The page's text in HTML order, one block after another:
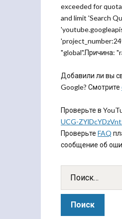
exceeded for
and limit 'Search
"global".Причина:
Добавили ли вы
Google? Смотрите
Проверьте в
UCG-
Проверьте FAQ
сообщение об